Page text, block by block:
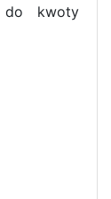
do kwoty